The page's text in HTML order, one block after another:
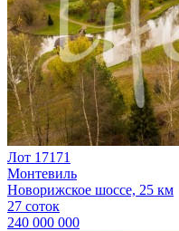
Лот 17171
Монтевиль
Новорижское шоссе, 25 км
27 соток
240 000 000